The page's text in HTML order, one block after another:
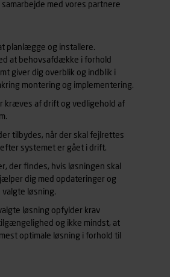
med vores partnere
planlægge og installere.
at behovsafdække i forhold
giver dig overblik og indblik i
montering og implementering.
kræves af drift og vedligehold af
tilbydes, når der skal fejlrettes
systemet er gået i drift.
der findes, hvis løsningen skal
dig med opdateringer og
valgte løsning.
løsning opfylder krav
og ikke mindst, at
optimale løsning i forhold til